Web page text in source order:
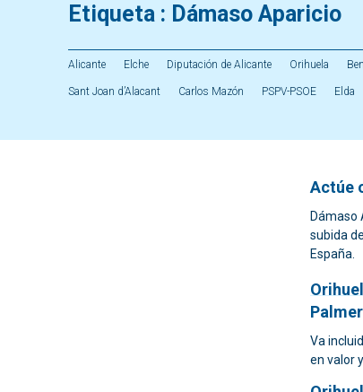
Etiqueta : Dámaso Aparicio
Alicante Elche Diputación de Alicante Orihuela
Sant Joan d’Alacant Carlos Mazón PSPV-PSOE Elda
Actúe
Dámaso
subida
España.
Va
en valor